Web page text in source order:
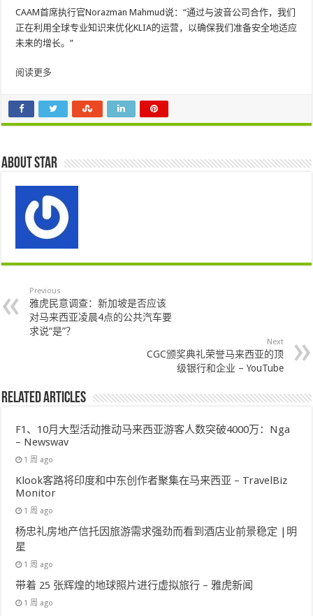
CAAM首席执行官Norazman Mahmud说：“通过与波音公司合作，我们
正在利用全球专业知识来优化KLIA的运营，以确保我们准备安全地适应
未来的增长。”
阅读更多
About star
Previous
雅虎民意调查：新加坡是否应该
对马来西亚凌晨4点的公共汽车要
求说“是”？
Next
CGC颁奖典礼荣誉马来西亚的顶
级银行和企业 – YouTube
Related Articles
F1、10月大型活动推动马来西亚游客人数突破4000万：Nga
– Newswav
1 周 ago
Klook客路将印度和中东创作者聚集在马来西亚 – TravelBiz
Monitor
1 周 ago
杨忠礼房地产信托因旅游需求强劲而看到酒店业前景稳定 |明
星
1 周 ago
带着 25 张辉煌的地球照片进行虚拟旅行 – 雅虎新闻
1 周 ago